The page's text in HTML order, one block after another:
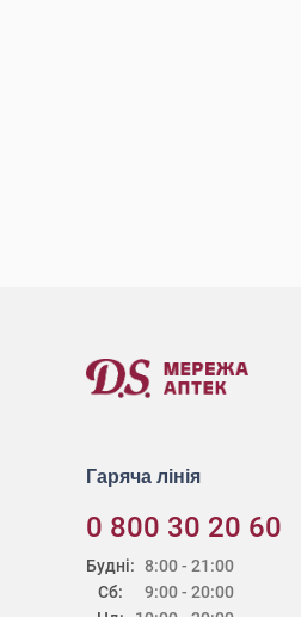
Гаряча лінія
0 800 30 20 60
Будні:
Сб:
8:00 - 21:00
9:00 - 20:00